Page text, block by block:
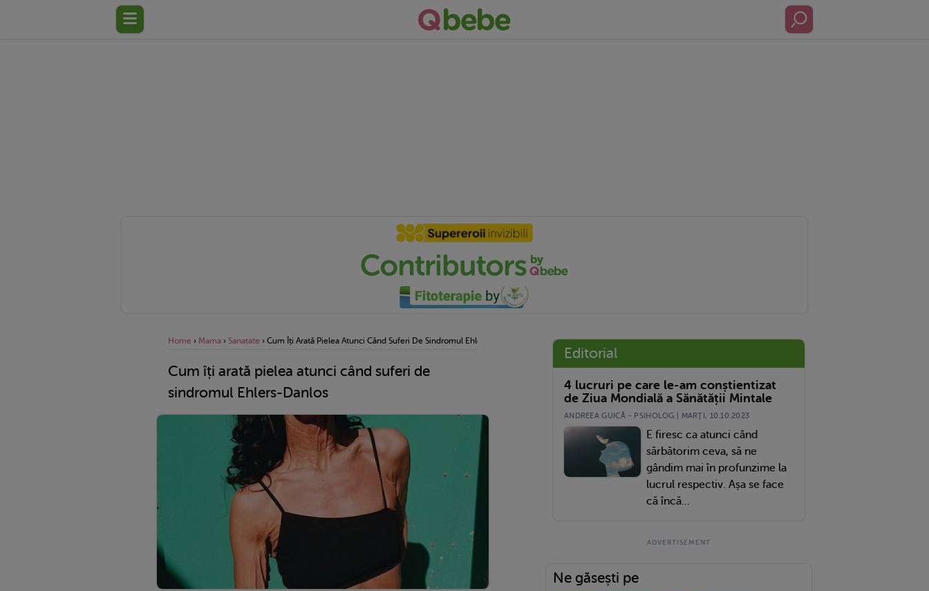
Home › Mama › Sanatate › Cum Îți Arată Pielea Atunci Când Suferi De Sindromul Ehlers-Danlos
Cum îți arată pielea atunci când suferi de
sindromul Ehlers-Danlos
Editorial
4 lucruri pe care le-am conștientizat
de Ziua Mondială a Sănătății Mintale
ANDREEA GUICĂ - PSIHOLOG | MARŢI, 10.10.2023
E firesc ca atunci când
sărbătorim ceva, să ne
gândim mai în profunzime la
lucrul respectiv. Așa se face
că încă...
Ne găsești pe